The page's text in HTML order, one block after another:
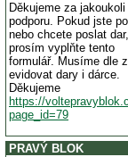
Děkujeme za jakoukoli
podporu. Pokud jste
nebo chcete poslat
prosím vyplňte tento
formulář. Musíme dle
evidovat dary i dárce.
Děkujeme
https://
page_id=79
PRAVÝ BLOK